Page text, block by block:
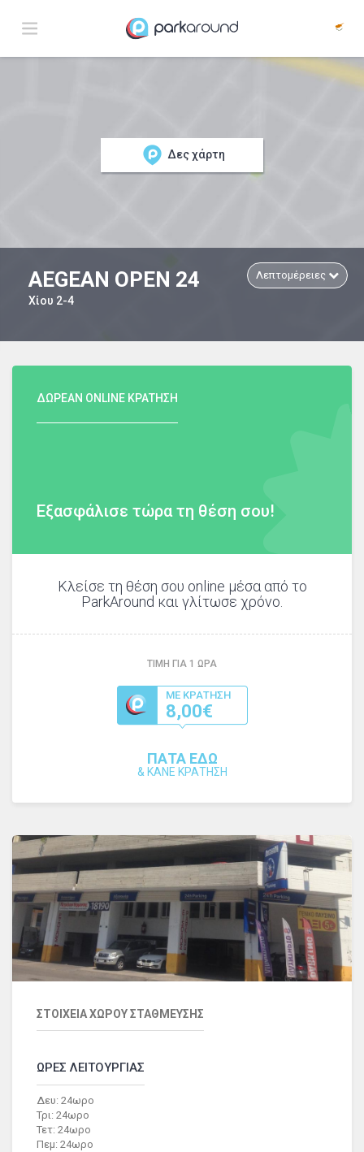
Δες χάρτη
AEGEAN OPEN 24
Χίου 2-4
Λεπτομέρειες
ΔΩΡΕΑΝ ONLINE ΚΡΑΤΗΣΗ
Εξασφάλισε τώρα τη θέση σου!
Κλείσε τη θέση σου online μέσα από το
ParkAround και γλίτωσε χρόνο.
ΤΙΜΗ ΓΙΑ 1 ΩΡΑ
ΜΕ ΚΡΑΤΗΣΗ
8,00€
ΠΑΤΑ ΕΔΩ
& ΚΑΝΕ ΚΡΑΤΗΣΗ
ΣΤΟΙΧΕΙΑ ΧΩΡΟΥ ΣΤΑΘΜΕΥΣΗΣ
ΩΡΕΣ ΛΕΙΤΟΥΡΓΙΑΣ
Δευ: 24ωρο
Τρι: 24ωρο
Τετ: 24ωρο
Πεμ: 24ωρο